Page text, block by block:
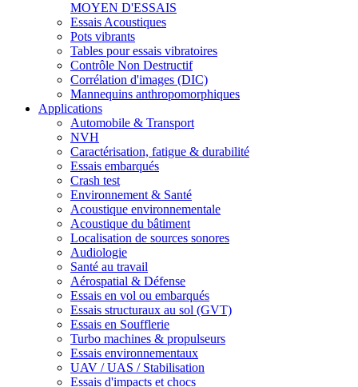
MOYEN D'ESSAIS
Essais Acoustiques
Pots vibrants
Tables pour essais vibratoires
Contrôle Non Destructif
Corrélation d'images (DIC)
Mannequins anthropomorphiques
Applications
Automobile & Transport
NVH
Caractérisation, fatigue & durabilité
Essais embarqués
Crash test
Environnement & Santé
Acoustique environnementale
Acoustique du bâtiment
Localisation de sources sonores
Audiologie
Santé au travail
Aérospatial & Défense
Essais en vol ou embarqués
Essais structuraux au sol (GVT)
Essais en Soufflerie
Turbo machines & propulseurs
Essais environnementaux
UAV / UAS / Stabilisation
Essais d'impacts et chocs